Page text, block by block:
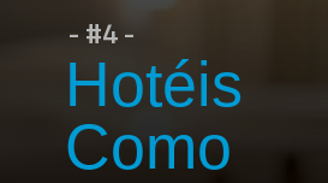
- #4 -
Hotéis
Como